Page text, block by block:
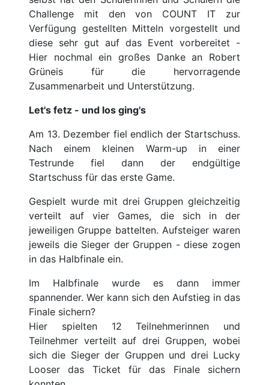
Challenge mit den von COUNT IT zur
Verfügung gestellten Mitteln vorgestellt und
diese sehr gut auf das Event vorbereitet -
Hier nochmal ein großes Danke an Robert
Grüneis für die hervorragende
Zusammenarbeit und Unterstützung.
Let's fetz - und los ging's
Am 13. Dezember fiel endlich der Startschuss.
Nach einem kleinen Warm-up in einer
Testrunde fiel dann der endgültige
Startschuss für das erste Game.
Gespielt wurde mit drei Gruppen gleichzeitig
verteilt auf vier Games, die sich in der
jeweiligen Gruppe battelten. Aufsteiger waren
jeweils die Sieger der Gruppen - diese zogen
in das Halbfinale ein.
Im Halbfinale wurde es dann immer
spannender. Wer kann sich den Aufstieg in das
Finale sichern?
Hier spielten 12 Teilnehmerinnen und
Teilnehmer verteilt auf drei Gruppen, wobei
sich die Sieger der Gruppen und drei Lucky
Looser das Ticket für das Finale sichern